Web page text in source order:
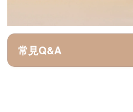
常見Q&A